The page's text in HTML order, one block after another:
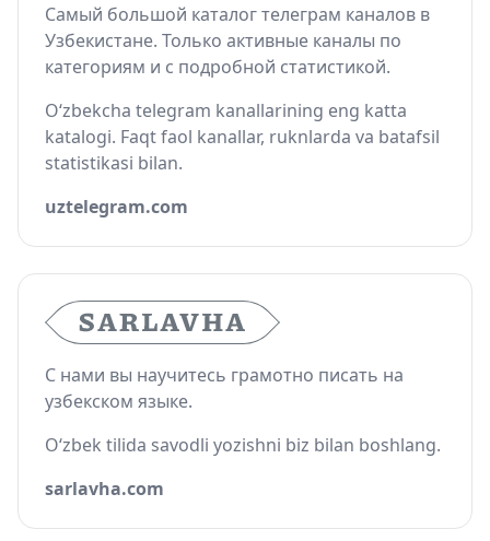
Самый большой каталог телеграм каналов в
Узбекистане. Только активные каналы по
категориям и с подробной статистикой.
O‘zbekcha telegram kanallarining eng katta
katalogi. Faqt faol kanallar, ruknlarda va batafsil
statistikasi bilan.
uztelegram.com
С нами вы научитесь грамотно писать на
узбекском языке.
O‘zbek tilida savodli yozishni biz bilan boshlang.
sarlavha.com